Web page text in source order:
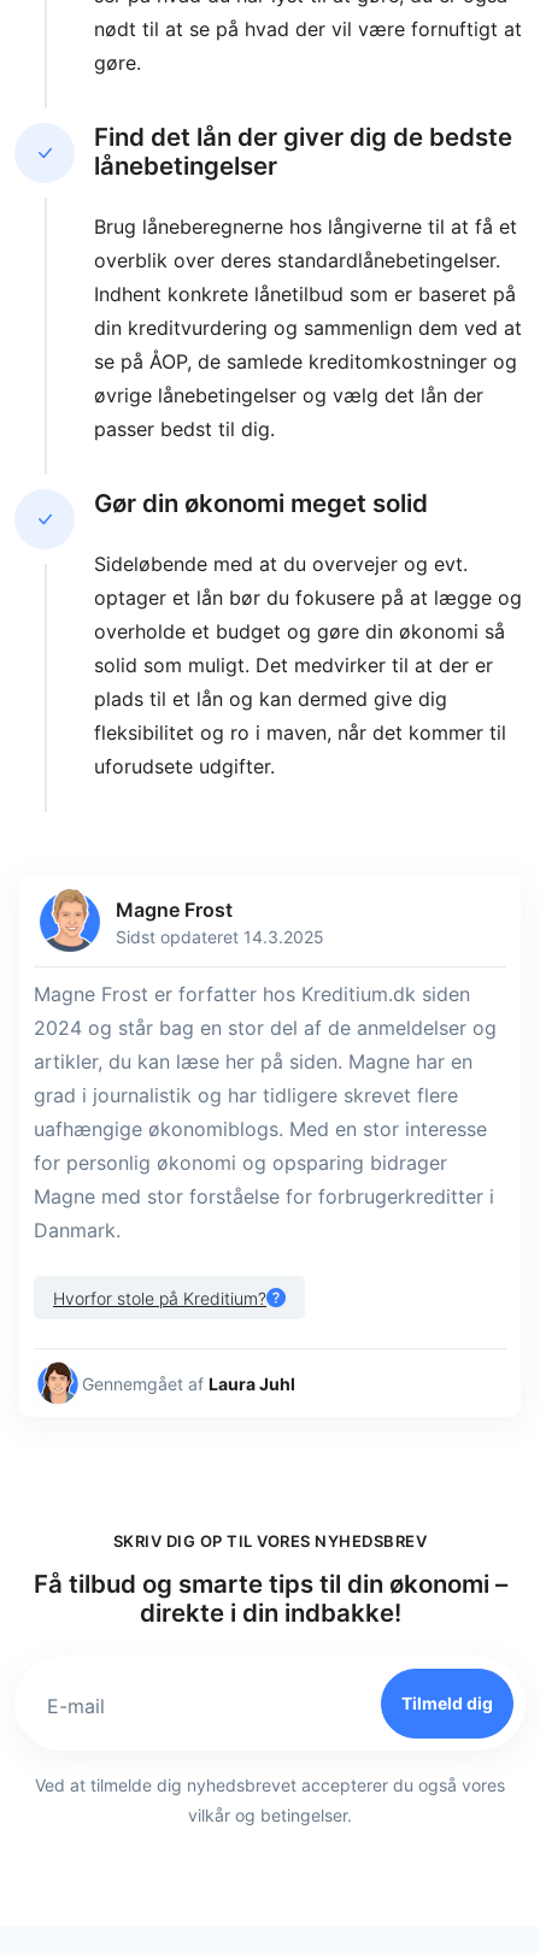
nødt til at se på hvad der vil være fornuftigt at
gøre.
Find det lån der giver dig de bedste
lånebetingelser
Brug låneberegnerne hos långiverne til at få et
overblik over deres standardlånebetingelser.
Indhent konkrete lånetilbud som er baseret på
din kreditvurdering og sammenlign dem ved at
se på ÅOP, de samlede kreditomkostninger og
øvrige lånebetingelser og vælg det lån der
passer bedst til dig.
Gør din økonomi meget solid
Sideløbende med at du overvejer og evt.
optager et lån bør du fokusere på at lægge og
overholde et budget og gøre din økonomi så
solid som muligt. Det medvirker til at der er
plads til et lån og kan dermed give dig
fleksibilitet og ro i maven, når det kommer til
uforudsete udgifter.
Magne Frost
Sidst opdateret 14.3.2025
Magne Frost er forfatter hos Kreditium.dk siden
2024 og står bag en stor del af de anmeldelser og
artikler, du kan læse her på siden. Magne har en
grad i journalistik og har tidligere skrevet flere
uafhængige økonomiblogs. Med en stor interesse
for personlig økonomi og opsparing bidrager
Magne med stor forståelse for forbrugerkreditter i
Danmark.
Hvorfor stole på Kreditium?
Gennemgået af Laura Juhl
SKRIV DIG OP TIL VORES NYHEDSBREV
Få tilbud og smarte tips til din økonomi –
direkte i din indbakke!
E-mail Tilmeld dig
Ved at tilmelde dig nyhedsbrevet accepterer du også vores
vilkår og betingelser.